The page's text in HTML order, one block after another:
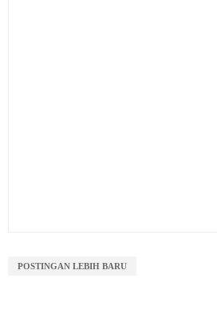
POSTINGAN LEBIH BARU